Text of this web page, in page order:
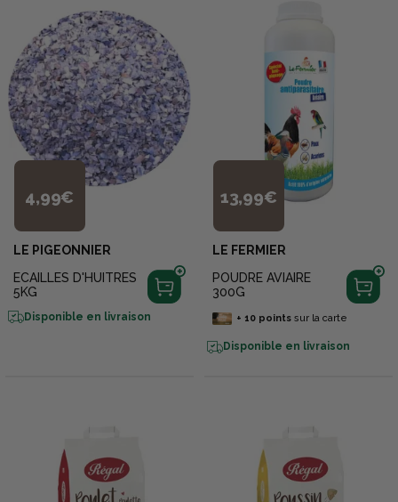
4,99€
LE PIGEONNIER
ECAILLES D'HUITRES
5KG
Disponible en livraison
13,99€
LE FERMIER
POUDRE AVIAIRE
300G
+ 10pointssur la carte
Disponible en livraison